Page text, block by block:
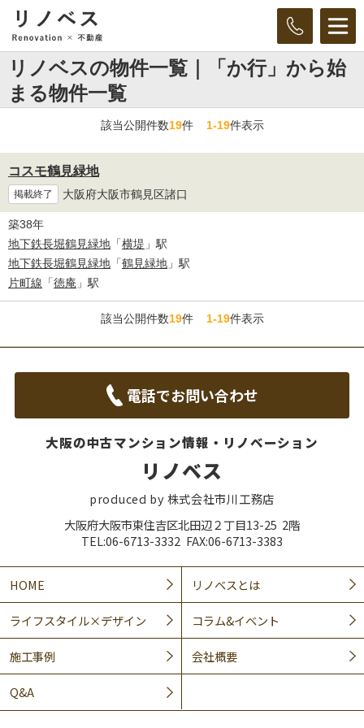
リノベスの物件一覧｜「か行」から始
まる物件一覧
該当公開件数19件1-19件表示
コスモ鶴見緑地
掲載終了 大阪府大阪市鶴見区諸口
築38年
地下鉄長堀鶴見緑地 「横堤 」駅
地下鉄長堀鶴見緑地 「鶴見緑地 」駅
片町線 「徳庵 」駅
該当公開件数19件1-19件表示
電話でお問い合わせ
大阪の中古マンション情報・リノベーション
リノベス
produced by 株式会社市川工務店
大阪府大阪市東住吉区北田辺２丁目13-25 2階
TEL:06-6713-3332 FAX:06-6713-3383
HOME リノベスとは
ライフスタイル×デザイン コラム&イベント
施工事例 会社概要
Q&A